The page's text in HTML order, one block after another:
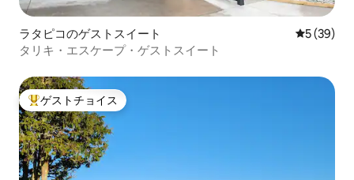
ラタピコのゲストスイート レビュー
5 (39)
タリキ・エスケープ・ゲストスイート
大好評のゲストチョイスです。
ゲストチョイス